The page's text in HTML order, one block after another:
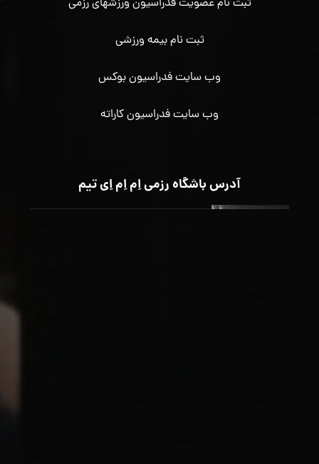
ثبت نام عضویت فدراسیون ورزشهای رزمی
ثبت نام بیمه ورزشی
وب سایت فدراسیون بوکس
وب سایت فدراسیون کاراته
آدرس باشگاه رزمی اِم اِم اِی تیم